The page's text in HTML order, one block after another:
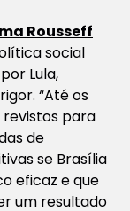
Rousseff
social
Lula,
“Até os
para
de
se Brasília
eficaz e que
um resultado